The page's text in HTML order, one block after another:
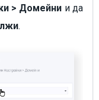
> Домейни и да
.